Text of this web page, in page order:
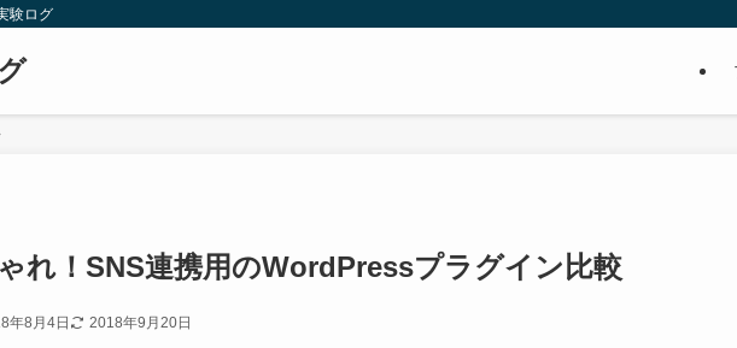
験ログ
れ！SNS連携用のWordPressプラグイン比較
年8月4日 2018年9月20日